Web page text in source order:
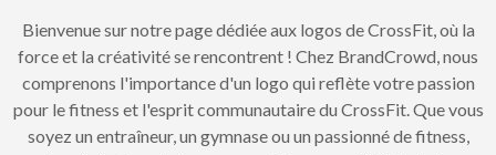
Bienvenue sur notre page dédiée aux logos de CrossFit, où la
force et la créativité se rencontrent ! Chez BrandCrowd, nous
comprenons l'importance d'un logo qui reflète votre passion
pour le fitness et l'esprit communautaire du CrossFit. Que vous
soyez un entraîneur, un gymnase ou un passionné de fitness,